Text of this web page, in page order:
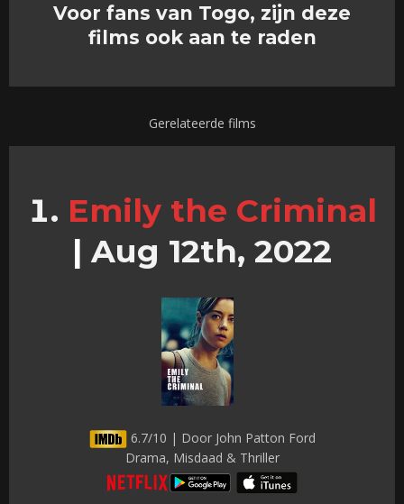
Voor fans van Togo, zijn deze
films ook aan te raden
Gerelateerde films
Emily the Criminal
| Aug 12th, 2022
6.7/10 | Door John Patton Ford
Drama, Misdaad & Thriller